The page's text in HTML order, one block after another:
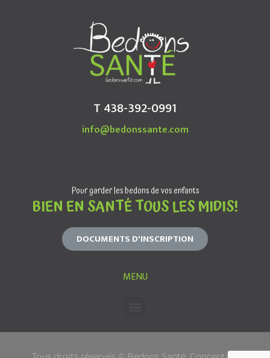
T 438-392-0991
info@bedonssante.com
Pour garder les bedons de vos enfants
BIEN EN SANTÉ TOUS LES MIDIS!
DOCUMENTS D'INSCRIPTION
MENU